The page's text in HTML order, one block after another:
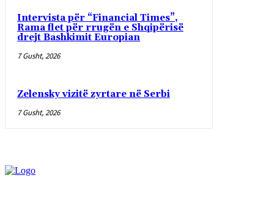
Intervista për “Financial Times”,
Rama flet për rrugën e Shqipërisë
drejt Bashkimit Europian
7 Gusht, 2026
Zelensky vizitë zyrtare në Serbi
7 Gusht, 2026